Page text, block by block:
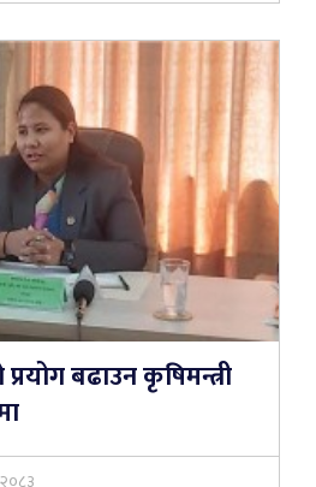
बढाउन कृषिमन्त्री